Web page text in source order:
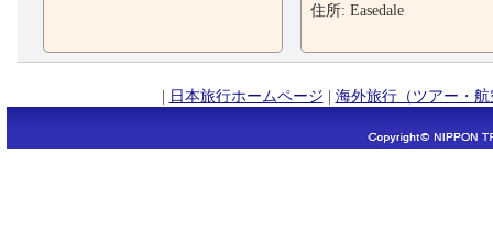
住所: Easedale
| 日本旅行ホームページ | 海外旅行（ツアー・航